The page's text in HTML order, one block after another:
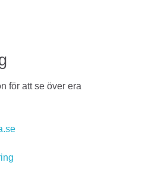
för att se över era